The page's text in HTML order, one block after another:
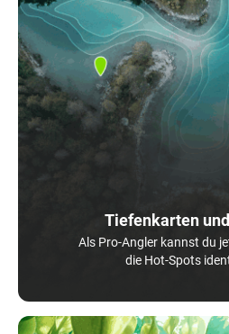
Tiefenkarten
Als Pro-Angler kannst du
die Hot-Spots